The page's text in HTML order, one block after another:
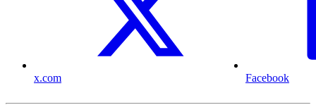
x.com Facebook